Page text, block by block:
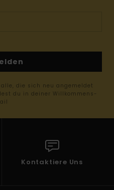
die sich neu angemeldet
du in deiner Willkommens-
Kontaktiere Uns